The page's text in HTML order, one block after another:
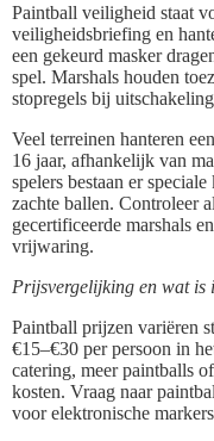
Paintball veiligheid staat
veiligheidsbriefing en
een gekeurd masker
spel. Marshals houden
stopregels bij
Veel terreinen hanteren
16 jaar, afhankelijk van
spelers bestaan er
zachte ballen. Controleer
gecertificeerde marshals
vrijwaring.
Prijsvergelijking en wat is
Paintball prijzen variëren
€15–€30 per persoon in
catering, meer paintballs
kosten. Vraag naar
voor elektronische